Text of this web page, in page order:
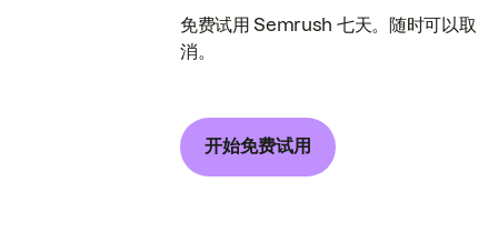
免费试用 Semrush 七天。随时可以取
消。
开始免费试用